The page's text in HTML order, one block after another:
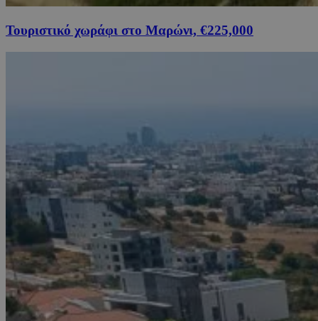
Τουριστικό χωράφι στο Μαρώνι, €225,000